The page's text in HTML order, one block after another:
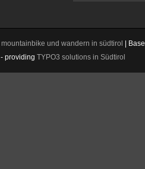
mountainbike und wandern in südtirol |
- providing TYPO3 solutions in Südtirol